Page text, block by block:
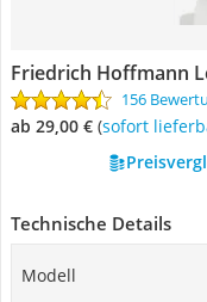
Friedrich Hoffmann
156
ab 29,00 € ( Sofort
Technische Details
Modell